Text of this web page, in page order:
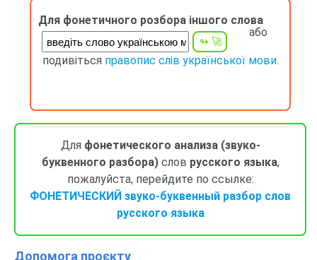
Для фонетичного розбора іншого слова
або
подивіться правопис слів української мови.
Для фонетического анализа (звуко-
буквенного разбора)слов русского языка,
пожалуйста, перейдите по ссылке:
ФОНЕТИЧЕСКИЙ звуко-буквенный разбор слов
русского языка
Допомога проєкту